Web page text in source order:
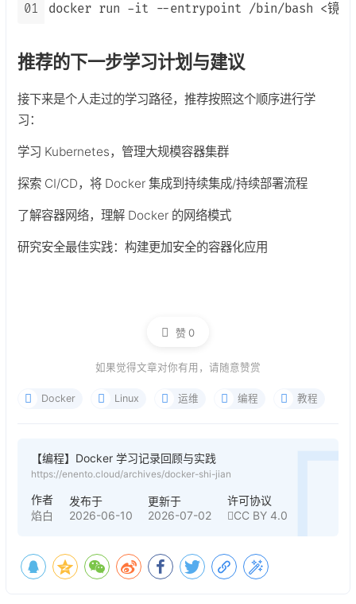
01 docker run -it --entrypoint /bin/bash <镜像
推荐的下一步学习计划与建议
接下来是个人走过的学习路径，推荐按照这个顺序进行学
习：
学习 Kubernetes，管理大规模容器集群
探索 CI/CD，将 Docker 集成到持续集成/持续部署流程
了解容器网络，理解 Docker 的网络模式
研究安全最佳实践：构建更加安全的容器化应用
赞0
如果觉得文章对你有用，请随意赞赏
Docker Linux 运维 编程 教程
【编程】Docker 学习记录回顾与实践
https://enento.cloud/archives/docker-shi-jian
作者
焰白
发布于
2026-06-10
更新于
2026-07-02
许可协议
CC BY 4.0